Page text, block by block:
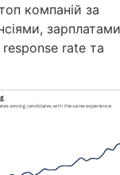
компаній за
rate та